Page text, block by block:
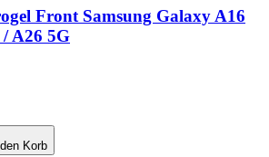
Front Samsung Galaxy A16
A26 5G
den Korb